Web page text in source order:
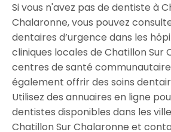
Si vous n'avez pas de dentiste à
Chalaronne, vous pouvez
dentaires d’urgence dans les
cliniques locales de Chatillon Sur
centres de santé
également offrir des soins
Utilisez des annuaires en ligne
dentistes disponibles dans les
Chatillon Sur Chalaronne et